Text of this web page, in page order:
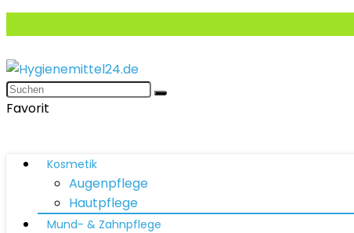
Favorit
Kosmetik
Augenpflege
Hautpflege
Mund- & Zahnpflege